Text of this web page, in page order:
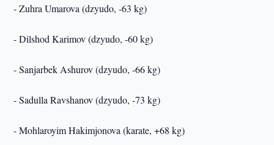
- Zuhra Umarova (dzyudo, -63 kg)
- Dilshod Karimov (dzyudo, -60 kg)
- Sanjarbek Ashurov (dzyudo, -66 kg)
- Sadulla Ravshanov (dzyudo, -73 kg)
- Mohlaroyim Hakimjonova (karate, +68 kg)